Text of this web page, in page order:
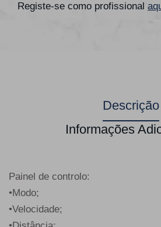
Registe-se como profissional
Descrição
Informações
Painel de controlo:
•Modo;
•Velocidade;